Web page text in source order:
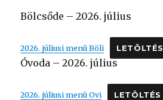
Bölcsőde – 2026. július
2026. júliusi menü Böli LETÖLTÉS
Óvoda – 2026. július
2026. júliusi menü Ovi LETÖLTÉS